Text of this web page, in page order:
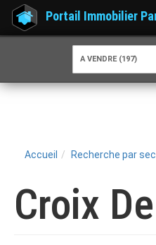
Portail Immobilier
A VENDRE (197)
Accueil Recherche par
Croix